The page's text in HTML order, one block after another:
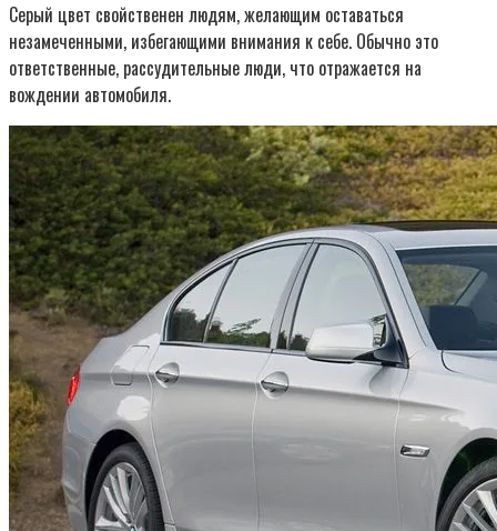
Серый цвет свойственен людям, желающим оставаться
незамеченными, избегающими внимания к себе. Обычно это
ответственные, рассудительные люди, что отражается на
вождении автомобиля.